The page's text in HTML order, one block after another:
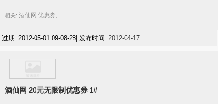
相关: 酒仙网 优惠券
过期: 2012-05-01 09-08-28| 发布时间: 2012-04-17
酒仙网 20元无限制优惠券 1#